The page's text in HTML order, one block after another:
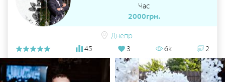
Час
2000грн.
Днепр
45
3 6k 2